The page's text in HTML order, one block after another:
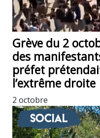
Grève du 2
des
préfet
l’extrême droite
2 octobre
Social